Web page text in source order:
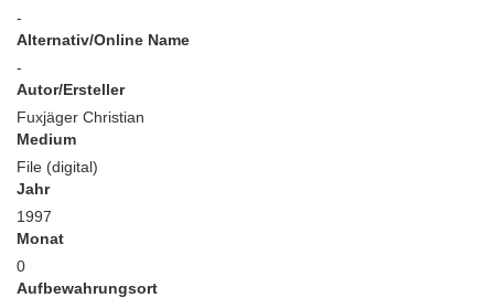
-
Alternativ/Online Name
-
Autor/Ersteller
Fuxjäger Christian
Medium
File (digital)
Jahr
1997
Monat
0
Aufbewahrungsort